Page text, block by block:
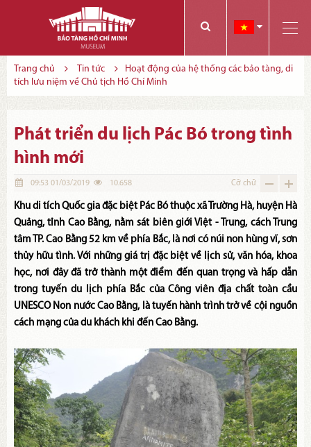
Trang chủ Tin tức
Hoạt động của hệ thống các bảo tàng, di
tích lưu niệm về Chủ tịch Hồ Chí Minh
Phát triển du lịch Pác Bó trong tình
hình mới
09:53 01/03/2019 10.658 Cỡ chữ
Khu di tích Quốc gia đặc biệt Pác Bó thuộc xã Trường Hà, huyện Hà
Quảng, tỉnh Cao Bằng, nằm sát biên giới Việt - Trung, cách Trung
tâm TP. Cao Bằng 52 km về phía Bắc, là nơi có núi non hùng vĩ, sơn
thủy hữu tình. Với những giá trị đặc biệt về lịch sử, văn hóa, khoa
học, nơi đây đã trở thành một điểm đến quan trọng và hấp dẫn
trong tuyến du lịch phía Bắc của Công viên địa chất toàn cầu
UNESCO Non nước Cao Bằng, là tuyến hành trình trở về cội nguồn
cách mạng của du khách khi đến Cao Bằng.